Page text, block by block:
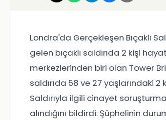
Londra'da Gerçekleşen Bıçaklı
gelen bıçaklı saldırıda 2 kişi
merkezlerinden biri olan Tower
saldırıda 58 ve 27 yaşlarındaki 2
Saldırıyla ilgili cinayet
alındığını bildirdi. Şüphelinin